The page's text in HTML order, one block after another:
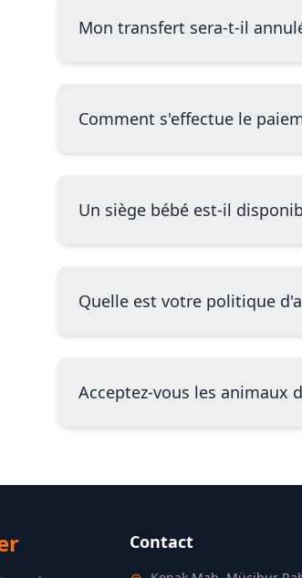
Mon transfert sera-t-il
Comment s'effectue le
Un siège bébé est-il
Quelle est votre politique
Acceptez-vous les animaux
Contact